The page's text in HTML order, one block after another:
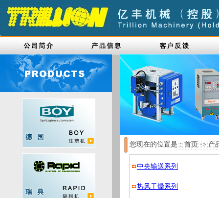
您现在的位置是：首页 -> 产
中央输送系列
热风干燥系列